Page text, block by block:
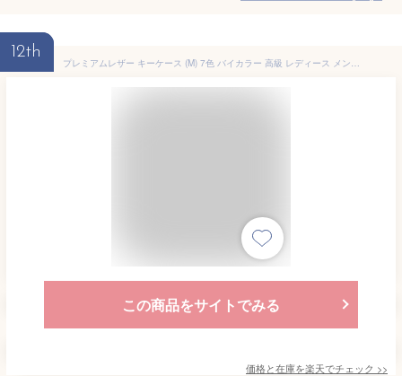
12th
プレミアムレザー キーケース (M) 7色 バイカラー 高級 レディース メンズ 本革 牛革 スリム シンプル おしゃれ かわいい ブランド スマート 収納 カラバリ シンプル かっこいい シュリンク レザー 革 皮 スナップボタン 鍵 かぎ お札入れ カード キーリング HANATORA jpqlk
この商品をサイトでみる
価格と在庫を楽天でチェック >>